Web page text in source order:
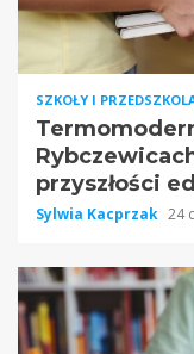
SZKOŁY I
przyszłości
Sylwia Kacprzak 24